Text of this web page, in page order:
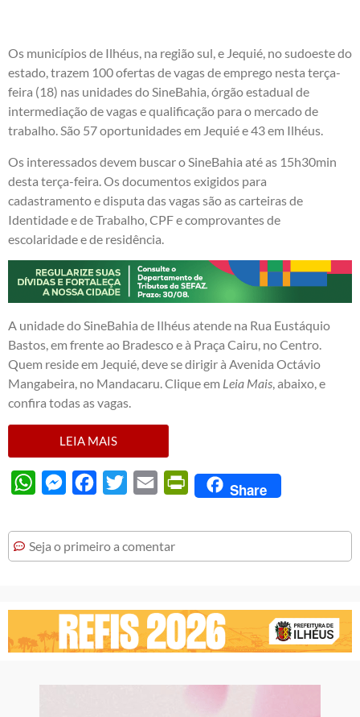
Os municípios de Ilhéus, na região sul, e Jequié, no sudoeste do
estado, trazem 100 ofertas de vagas de emprego nesta terça-
feira (18) nas unidades do SineBahia, órgão estadual de
intermediação de vagas e qualificação para o mercado de
trabalho. São 57 oportunidades em Jequié e 43 em Ilhéus.
Os interessados devem buscar o SineBahia até as 15h30min
desta terça-feira. Os documentos exigidos para
cadastramento e disputa das vagas são as carteiras de
Identidade e de Trabalho, CPF e comprovantes de
escolaridade e de residência.
A unidade do SineBahia de Ilhéus atende na Rua Eustáquio
Bastos, em frente ao Bradesco e à Praça Cairu, no Centro.
Quem reside em Jequié, deve se dirigir à Avenida Octávio
Mangabeira, no Mandacaru. Clique em Leia Mais, abaixo, e
confira todas as vagas.
LEIA MAIS
WhatsAppMessengerFacebook
Twitter Email PrintFriendly
Share
Seja o primeiro a comentar